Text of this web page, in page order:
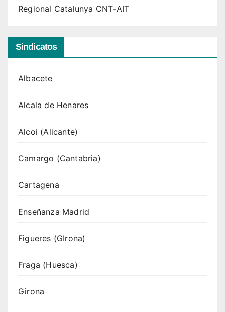
Regional Catalunya CNT-AIT
Sindicatos
Albacete
Alcala de Henares
Alcoi (Alicante)
Camargo (Cantabria)
Cartagena
Enseñanza Madrid
Figueres (GIrona)
Fraga (Huesca)
Girona